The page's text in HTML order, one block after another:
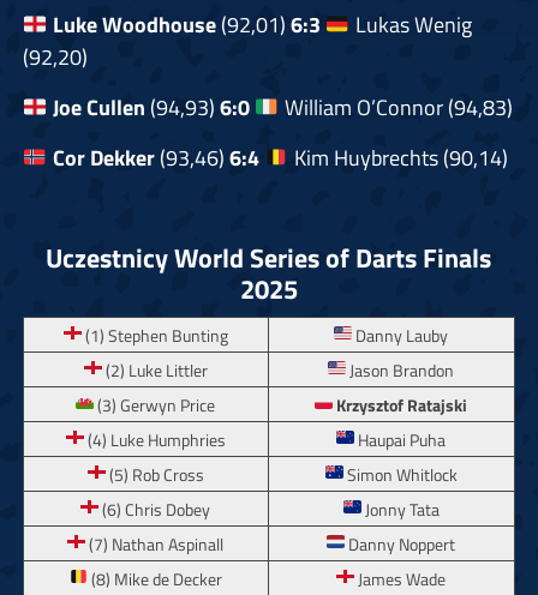
Luke Woodhouse(92,01)6:3
Lukas Wenig
(92,20)
Joe Cullen (94,93)6:0
William O’Connor (94,83)
Cor Dekker(93,46)6:4 Kim Huybrechts (90,14)
Uczestnicy World Series of Darts Finals
2025
(1) Stephen Bunting
Danny Lauby
(2) Luke Littler
Jason Brandon
(3) Gerwyn Price
Krzysztof Ratajski
(4) Luke Humphries
Haupai Puha
(5) Rob Cross
Simon Whitlock
(6) Chris Dobey
Jonny Tata
(7) Nathan Aspinall
Danny Noppert
(8) Mike de Decker
James Wade